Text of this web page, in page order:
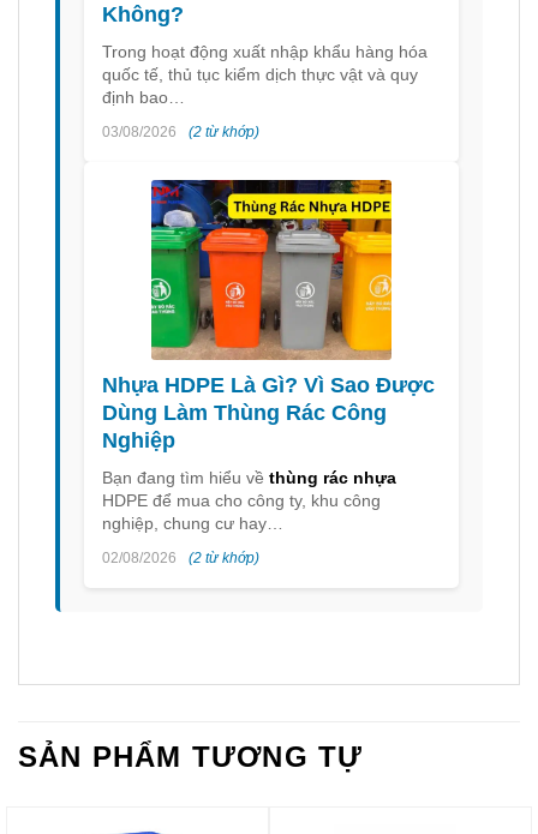
Không?
Trong hoạt động xuất nhập khẩu hàng hóa
quốc tế, thủ tục kiểm dịch thực vật và quy
định bao…
03/08/2026 (2 từ khớp)
Nhựa HDPE Là Gì? Vì Sao Được
Dùng Làm Thùng Rác Công
Nghiệp
Bạn đang tìm hiểu về thùng rác nhựa
HDPE để mua cho công ty, khu công
nghiệp, chung cư hay…
02/08/2026 (2 từ khớp)
SẢN PHẨM TƯƠNG TỰ